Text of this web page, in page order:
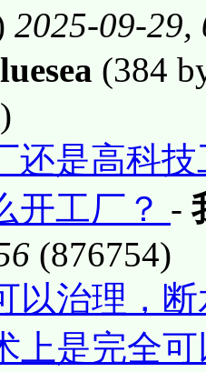
2025-09-29,
(384
还是高科
开工厂？ -
(876754)
以治理，
上是完全